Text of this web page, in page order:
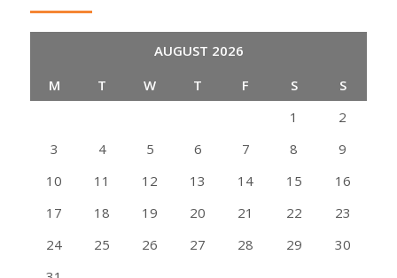
AUGUST 2026
M
T W T F S
S
1
2
3
4 5 6 7 8
9
10
11 12 13 14 15
16
17
18 19 20 21 22
23
24
25 26 27 28 29
30